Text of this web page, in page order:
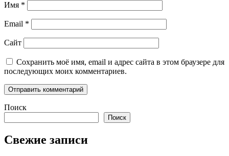
Имя *
Email *
Сайт
Сохранить моё имя, email и адрес сайта в этом браузере для
последующих моих комментариев.
Поиск
Поиск
Свежие записи